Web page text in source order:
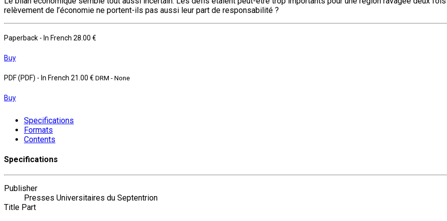
relèvement de l’économie ne portent-ils pas aussi leur part de responsabilité ?
Paperback - In French 28.00 €
Buy
PDF (PDF) - In French 21.00 € DRM - None
Buy
Specifications
Formats
Contents
Specifications
Publisher
Presses Universitaires du Septentrion
Title Part